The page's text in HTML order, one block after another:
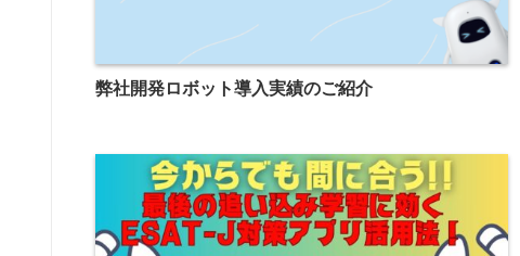
弊社開発ロボット導入実績のご紹介